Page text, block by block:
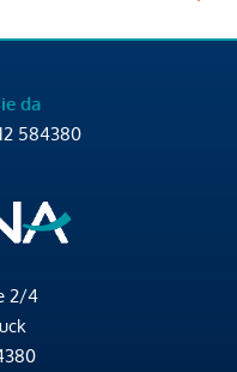
da
584380
2/4